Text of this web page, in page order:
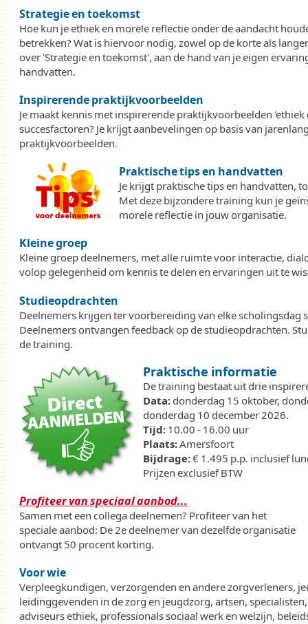
Strategie en toekomst
Hoe kun je ethiek en morele reflectie onder de aandacht
betrekken? Wat is hiervoor nodig, zowel op de korte als
over 'Strategie en toekomst', aan de hand van je eigen
handvatten.
Inspirerende praktijkvoorbeelden
Je maakt kennis met inspirerende praktijkvoorbeelden
succesfactoren? Je krijgt aanbevelingen op basis van
praktijkvoorbeelden.
Praktische tips en handvatten
Je krijgt praktische tips en handvatten,
Met deze bijzondere training kun je
morele reflectie in jouw organisatie.
Kleine groep
Kleine groep deelnemers, met alle ruimte voor interactie,
volop gelegenheid om kennis te delen en ervaringen uit te
Studieopdrachten
Deelnemers krijgen ter voorbereiding van elke scholingsdag
Deelnemers ontvangen feedback op de studieopdrachten.
de training.
Praktische informatie
De training bestaat uit drie
Data: donderdag 15 oktober,
donderdag 10 december 2026.
Tijd: 10.00 - 16.00 uur
Plaats:Amersfoort
Bijdrage:€ 1.495 p.p. inclusief
Prijzen exclusief BTW
Profiteer van speciaal aanbod...
Samen met een collega deelnemen? Profiteer van het
speciale aanbod: De 2e deelnemer van dezelfde organisatie
ontvangt 50 procent korting.
Voor wie
Verpleegkundigen, verzorgenden en andere zorgverleners,
leidinggevenden in de zorg en jeugdzorg, artsen,
adviseurs ethiek, professionals sociaal werk en welzijn,